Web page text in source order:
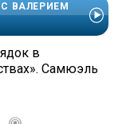
ВАЛЕРИЕМ
в
Самюэль